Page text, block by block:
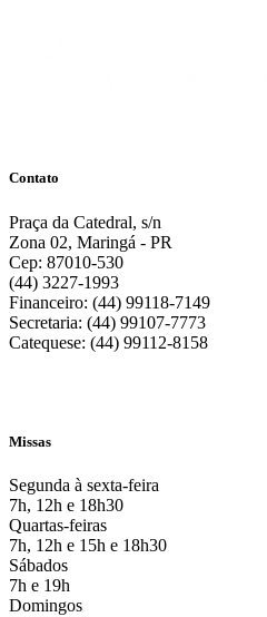
Contato
Praça da Catedral, s/n
Zona 02, Maringá - PR
Cep: 87010-530
(44) 3227-1993
Financeiro: (44) 99118-7149
Secretaria: (44) 99107-7773
Catequese: (44) 99112-8158
Missas
Segunda à sexta-feira
7h, 12h e 18h30
Quartas-feiras
7h, 12h e 15h e 18h30
Sábados
7h e 19h
Domingos